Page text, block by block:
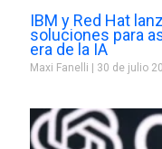
IBM y Red Hat
soluciones para
era de la IA
Maxi Fanelli 30 de julio